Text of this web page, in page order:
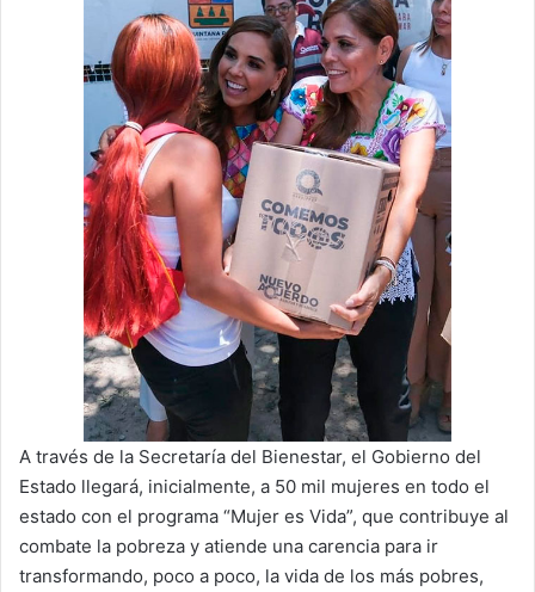
A través de la Secretaría del Bienestar, el Gobierno del
Estado llegará, inicialmente, a 50 mil mujeres en todo el
estado con el programa “Mujer es Vida”, que contribuye al
combate la pobreza y atiende una carencia para ir
transformando, poco a poco, la vida de los más pobres,